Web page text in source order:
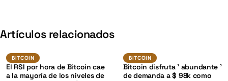
Artículos relacionados
BITCOIN K
BITCOIN
El RSI por hora de Bitcoin cae
a la mayoría de los niveles de
BITCOIN BTC
BITCOIN
Bitcoin disfruta ' abundante '
de demanda a $ 98k como